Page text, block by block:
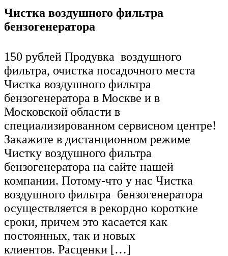
Чистка воздушного фильтра
бензогенератора
150 рублей Продувка воздушного
фильтра, очистка посадочного места
Чистка воздушного фильтра
бензогенератора в Москве и в
Московской области в
специализированном сервисном центре!
Закажите в дистанционном режиме
Чистку воздушного фильтра
бензогенератора на сайте нашей
компании. Потому-что у нас Чистка
воздушного фильтра бензогенератора
осуществляется в рекордно короткие
сроки, причем это касается как
постоянных, так и новых
клиентов. Расценки […]